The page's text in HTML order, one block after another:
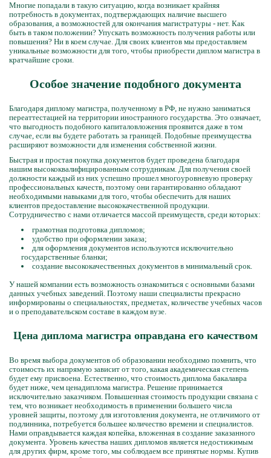
Многие попадали в такую ситуацию, когда возникает крайняя
потребность в документах, подтверждающих наличие высшего
образования, а возможностей для окончания магистратуры - нет. Как
быть в таком положении? Упускать возможность получения работы или
повышения? Ни в коем случае. Для своих клиентов мы предоставляем
уникальные возможности для того, чтобы приобрести диплом магистра в
кратчайшие сроки.
Особое значение подобного документа
Благодаря диплому магистра, полученному в РФ, не нужно заниматься
переаттестацией на территории иностранного государства. Это означает,
что выгодность подобного капиталовложения проявится даже в том
случае, если вы будете работать за границей. Подобные преимущества
расширяют возможности для изменения собственной жизни.
Быстрая и простая покупка документов будет проведена благодаря
нашим высококвалифицированным сотрудникам. Для получения своей
должности каждый из них успешно прошел многоуровневую проверку
профессиональных качеств, поэтому они гарантированно обладают
необходимыми навыками для того, чтобы обеспечить для наших
клиентов предоставление высококачественной продукции.
Сотрудничество с нами отличается массой преимуществ, среди которых:
грамотная подготовка дипломов;
удобство при оформлении заказа;
для оформления документов используются исключительно
государственные бланки;
создание высококачественных документов в минимальный срок.
У нашей компании есть возможность ознакомиться с основными базами
данных учебных заведений. Поэтому наши специалисты прекрасно
информированы о специальностях, предметах, количестве учебных часов
и о преподавательском составе в каждом вузе.
Цена диплома магистра оправдана его качеством
Во время выбора документов об образовании необходимо помнить, что
стоимость их напрямую зависит от того, какая академическая степень
будет ему присвоена. Естественно, что стоимость диплома бакалавра
будет ниже, чем ценадиплома магистра. Решение принимается
исключительно заказчиком. Повышенная стоимость продукции связана с
тем, что возникает необходимость в применении большего числа
уровней защиты, поэтому для изготовления документа, не отличимого от
подлинника, потребуется большее количество времени и специалистов.
Нами оправдывается каждая копейка, вложенная в создание заказанного
документа. Уровень качества наших дипломов является недостижимым
для других фирм, кроме того, мы соблюдаем все принятые нормы. Купив